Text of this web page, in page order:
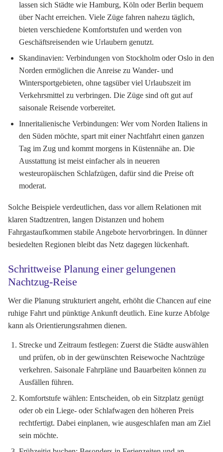
lassen sich Städte wie Hamburg, Köln oder Berlin bequem
über Nacht erreichen. Viele Züge fahren nahezu täglich,
bieten verschiedene Komfortstufen und werden von
Geschäftsreisenden wie Urlaubern genutzt.
Skandinavien: Verbindungen von Stockholm oder Oslo in den
Norden ermöglichen die Anreise zu Wander- und
Wintersportgebieten, ohne tagsüber viel Urlaubszeit im
Verkehrsmittel zu verbringen. Die Züge sind oft gut auf
saisonale Reisende vorbereitet.
Inneritalienische Verbindungen: Wer vom Norden Italiens in
den Süden möchte, spart mit einer Nachtfahrt einen ganzen
Tag im Zug und kommt morgens in Küstennähe an. Die
Ausstattung ist meist einfacher als in neueren
westeuropäischen Schlafzügen, dafür sind die Preise oft
moderat.
Solche Beispiele verdeutlichen, dass vor allem Relationen mit
klaren Stadtzentren, langen Distanzen und hohem
Fahrgastaufkommen stabile Angebote hervorbringen. In dünner
besiedelten Regionen bleibt das Netz dagegen lückenhaft.
Schrittweise Planung einer gelungenen
Nachtzug-Reise
Wer die Planung strukturiert angeht, erhöht die Chancen auf eine
ruhige Fahrt und pünktige Ankunft deutlich. Eine kurze Abfolge
kann als Orientierungsrahmen dienen.
Strecke und Zeitraum festlegen: Zuerst die Städte auswählen
und prüfen, ob in der gewünschten Reisewoche Nachtzüge
verkehren. Saisonale Fahrpläne und Bauarbeiten können zu
Ausfällen führen.
Komfortstufe wählen: Entscheiden, ob ein Sitzplatz genügt
oder ob ein Liege- oder Schlafwagen den höheren Preis
rechtfertigt. Dabei einplanen, wie ausgeschlafen man am Ziel
sein möchte.